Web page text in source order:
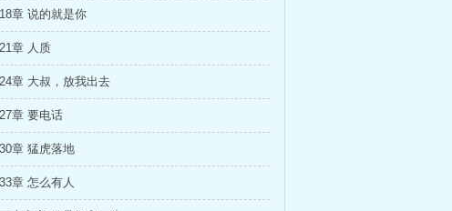
章 说的就是你
章 人质
章 大叔，放我出去
章 要电话
章 猛虎落地
章 怎么有人